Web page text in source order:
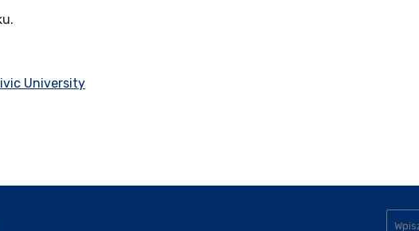
University